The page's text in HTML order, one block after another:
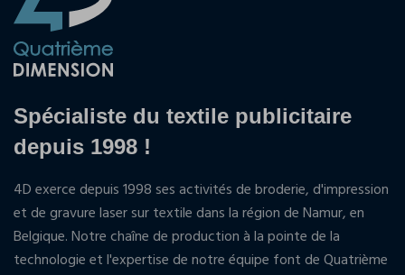
Spécialiste du textile publicitaire
depuis 1998 !
4D exerce depuis 1998 ses activités de broderie, d'impression
et de gravure laser sur textile dans la région de Namur, en
Belgique. Notre chaîne de production à la pointe de la
technologie et l'expertise de notre équipe font de Quatrième